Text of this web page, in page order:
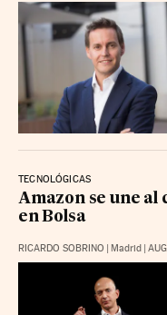
TECNOLÓGICAS
Amazon se une al
en Bolsa
RICARDO SOBRINO | Madrid |